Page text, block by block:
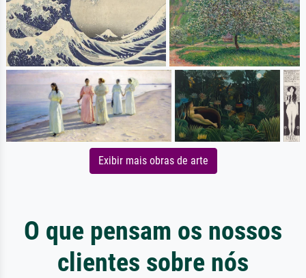
Exibir mais obras de arte
O que pensam os nossos
clientes sobre nós